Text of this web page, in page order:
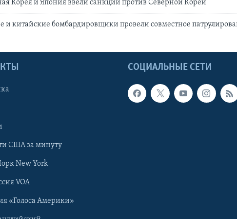
Корея и Япония ввели санкции против Северной Кореи
и китайские бомбардировщики провели совместное
СОЦИАЛЬНЫЕ СЕТИ
США за минуту
New York
VOA
«Голоса Америки»